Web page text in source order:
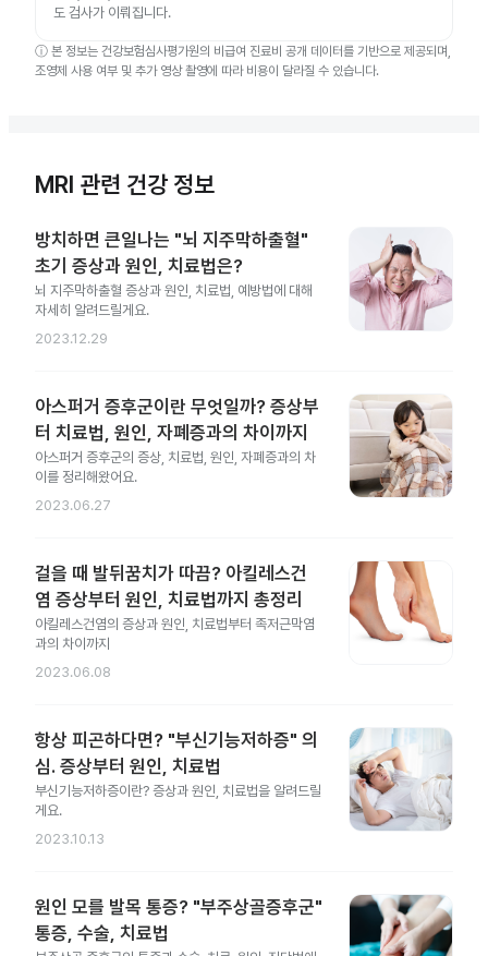
도 검사가 이뤄집니다.
ⓘ 본 정보는 건강보험심사평가원의 비급여 진료비 공개 데이터를 기반으로 제공되며,
조영제 사용 여부 및 추가 영상 촬영에 따라 비용이 달라질 수 있습니다.
MRI 관련 건강 정보
방치하면 큰일나는 "뇌 지주막하출혈"
초기 증상과 원인, 치료법은?
뇌 지주막하출혈 증상과 원인, 치료법, 예방법에 대해
자세히 알려드릴게요.
2023.12.29
아스퍼거 증후군이란 무엇일까? 증상부
터 치료법, 원인, 자폐증과의 차이까지
아스퍼거 증후군의 증상, 치료법, 원인, 자폐증과의 차
이를 정리해왔어요.
2023.06.27
걸을 때 발뒤꿈치가 따끔? 아킬레스건
염 증상부터 원인, 치료법까지 총정리
아킬레스건염의 증상과 원인, 치료법부터 족저근막염
과의 차이까지
2023.06.08
항상 피곤하다면? "부신기능저하증" 의
심. 증상부터 원인, 치료법
부신기능저하증이란? 증상과 원인, 치료법을 알려드릴
게요.
2023.10.13
원인 모를 발목 통증? "부주상골증후군"
통증, 수술, 치료법